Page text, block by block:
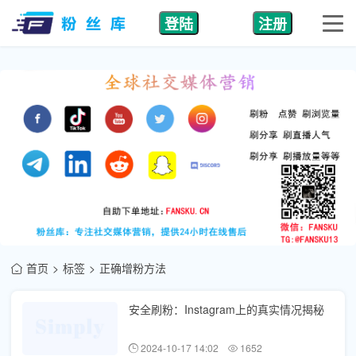
登陆 注册
首页 标签 正确增粉方法
安全刷粉：Instagram上的真实情况揭秘
2024-10-17 14:02 1652